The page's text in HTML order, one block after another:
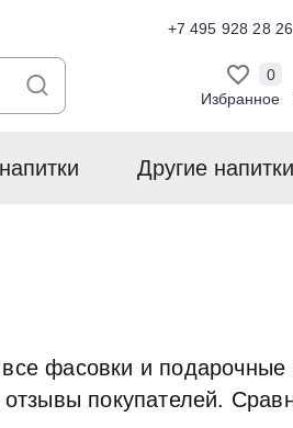
+7 495 928 28 26
Избранное
0
Другие напитки
фасовки и подарочные
покупателей.